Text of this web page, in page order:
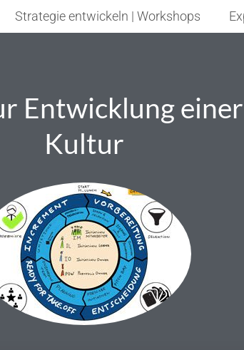
Strategie entwickeln | Workshops
Entwicklung
Kultur